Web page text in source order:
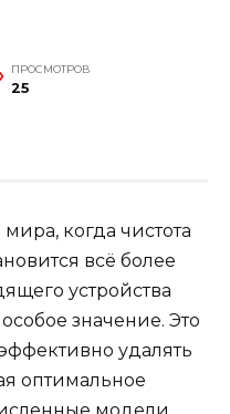
ПРОСМОТРОВ
25
когда чистота
всё более
устройства
значение. Это
удалять
оптимальное